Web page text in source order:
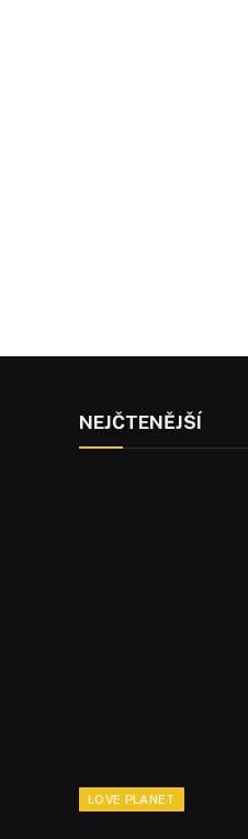
NEJČTENĚJŠÍ
LOVE PLANET